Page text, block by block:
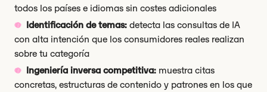
todos los países e idiomas sin costes adicionales
Identificación de temas: detecta las consultas de IA
con alta intención que los consumidores reales realizan
sobre tu categoría
Ingeniería inversa competitiva: muestra citas
concretas, estructuras de contenido y patrones en los que